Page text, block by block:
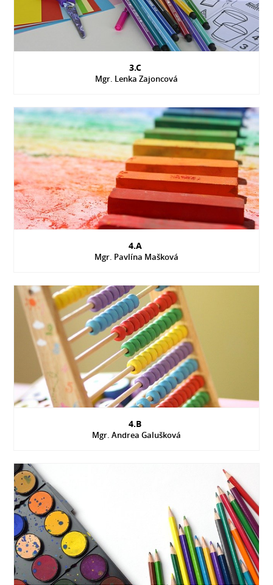
3.C
Mgr. Lenka Zajoncová
4.A
Mgr. Pavlína Mašková
4.B
Mgr. Andrea Galušková